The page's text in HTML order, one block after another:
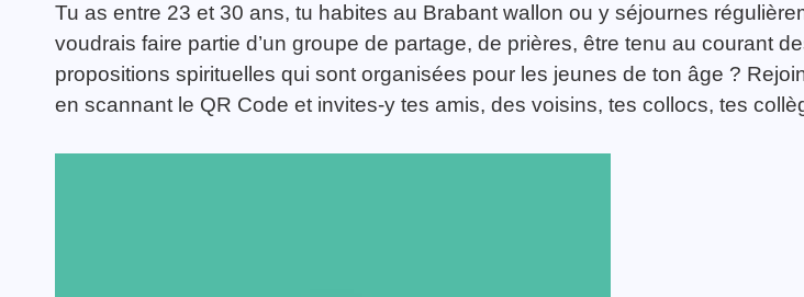
Tu as entre 23 et 30 ans, tu habites au Brabant wallon ou y séjournes
voudrais faire partie d’un groupe de partage, de prières, être tenu au courant
propositions spirituelles qui sont organisées pour les jeunes de ton âge ?
en scannant le QR Code et invites-y tes amis, des voisins, tes collocs, tes